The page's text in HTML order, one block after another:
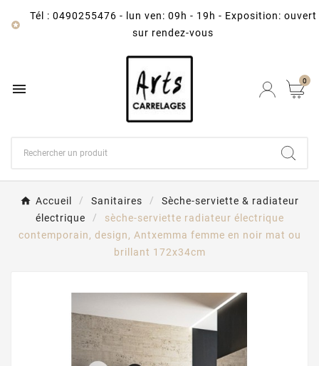

Tél : 0490255476 -
lun ven: 09h - 19h - Exposition: ouvert
sur rendez-vous
 0
Accueil Sanitaires
Sèche-serviette & radiateur
électrique
sèche-serviette radiateur électrique
contemporain, design, Antxemma femme en noir mat ou
brillant 172x34cm